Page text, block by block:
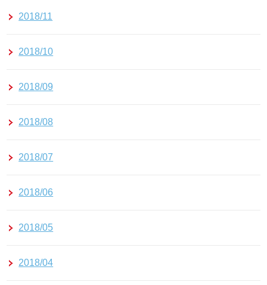
2018/11
2018/10
2018/09
2018/08
2018/07
2018/06
2018/05
2018/04